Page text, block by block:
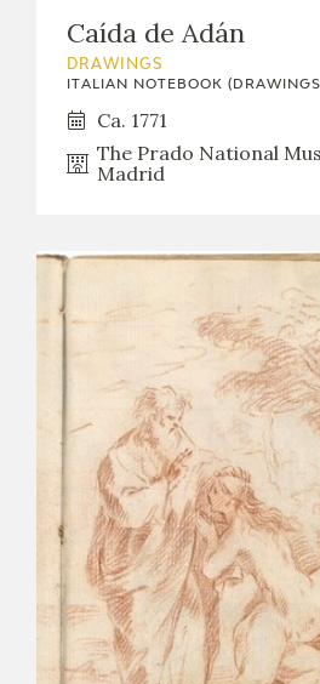
Caída de Adán
DRAWINGS
ITALIAN NOTEBOOK
Ca. 1771
The Prado National
Madrid